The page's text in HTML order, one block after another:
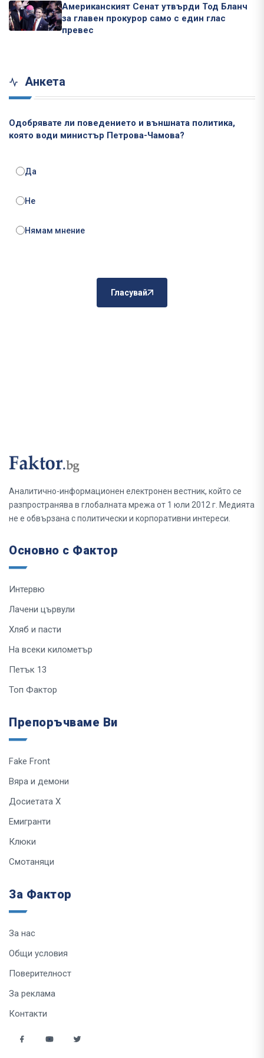
Американският Сенат утвърди Тод Бланч
за главен прокурор само с един глас
превес
Анкета
Одобрявате ли поведението и външната политика,
която води министър Петрова-Чамова?
Да
Не
Нямам мнение
Гласувай
Аналитично-информационен електронен вестник, който се
разпространява в глобалната мрежа от 1 юли 2012 г. Медията
не е обвързана с политически и корпоративни интереси.
Основно с Фактор
Интервю
Лачени цървули
Хляб и пасти
На всеки километър
Петък 13
Топ Фактор
Препоръчваме Ви
Fake Front
Вяра и демони
Досиетата Х
Емигранти
Клюки
Смотаняци
За Фактор
За нас
Общи условия
Поверителност
За реклама
Контакти